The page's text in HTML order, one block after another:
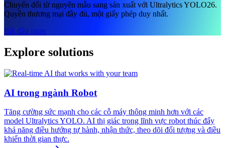
Chuyển đổi từ nguyên mẫu sang sản xuất với Ultralytics YOLO26.
Quyền thương mại đầy đủ, một giấy phép duy nhất.
Bắt đầu ngay
Explore solutions
AI trong ngành Robot
Tăng cường sức mạnh cho các cỗ máy thông minh hơn với các
model Ultralytics YOLO. AI thị giác trong lĩnh vực robot thúc đẩy
khả năng điều hướng tự hành, nhận thức, theo dõi đối tượng và điều
khiển thời gian thực.